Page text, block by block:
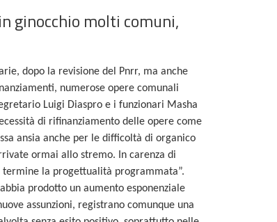
ginocchio molti comuni,
dopo la revisione del Pnrr, ma anche
numerose opere comunali
Luigi Diaspro e i funzionari Masha
di rifinanziamento delle opere come
ansia anche per le difficoltà di organico
ormai allo stremo. In carenza di
la progettualità programmata”.
prodotto un aumento esponenziale
assunzioni, registrano comunque una